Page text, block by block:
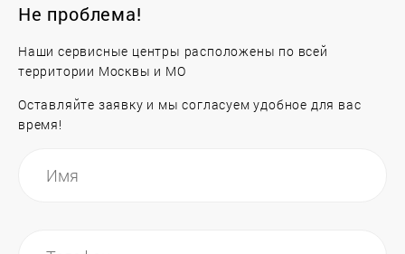
Не проблема!
Наши сервисные центры расположены по всей
территории Москвы и МО
Оставляйте заявку и мы согласуем удобное для вас
время!